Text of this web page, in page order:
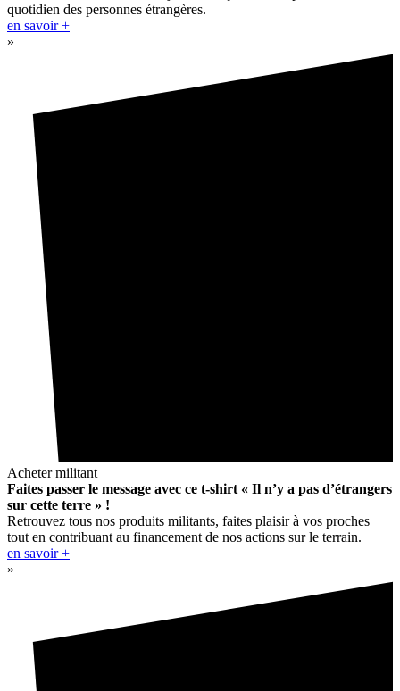
quotidien des personnes étrangères.
en savoir +
»
Acheter militant
Faites passer le message avec ce t-shirt « Il n’y a pas d’étrangers
sur cette terre » !
Retrouvez tous nos produits militants, faites plaisir à vos proches
tout en contribuant au financement de nos actions sur le terrain.
en savoir +
»